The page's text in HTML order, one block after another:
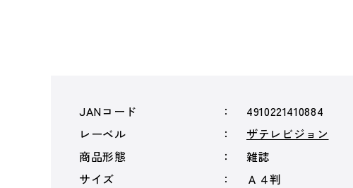
JANコード
4910221410884
レーベル
ザテレビジョン
商品形態
雑誌
サイズ
Ａ４判